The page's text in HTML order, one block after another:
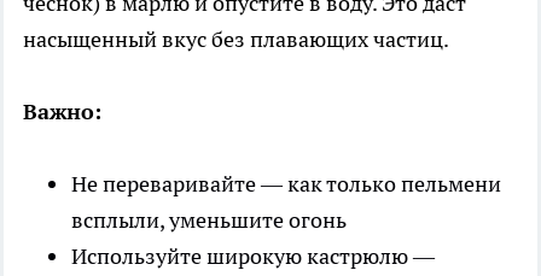
насыщенный вкус без плавающих частиц.
Важно:
Не переваривайте — как только пельмени
всплыли, уменьшите огонь
Используйте широкую кастрюлю —